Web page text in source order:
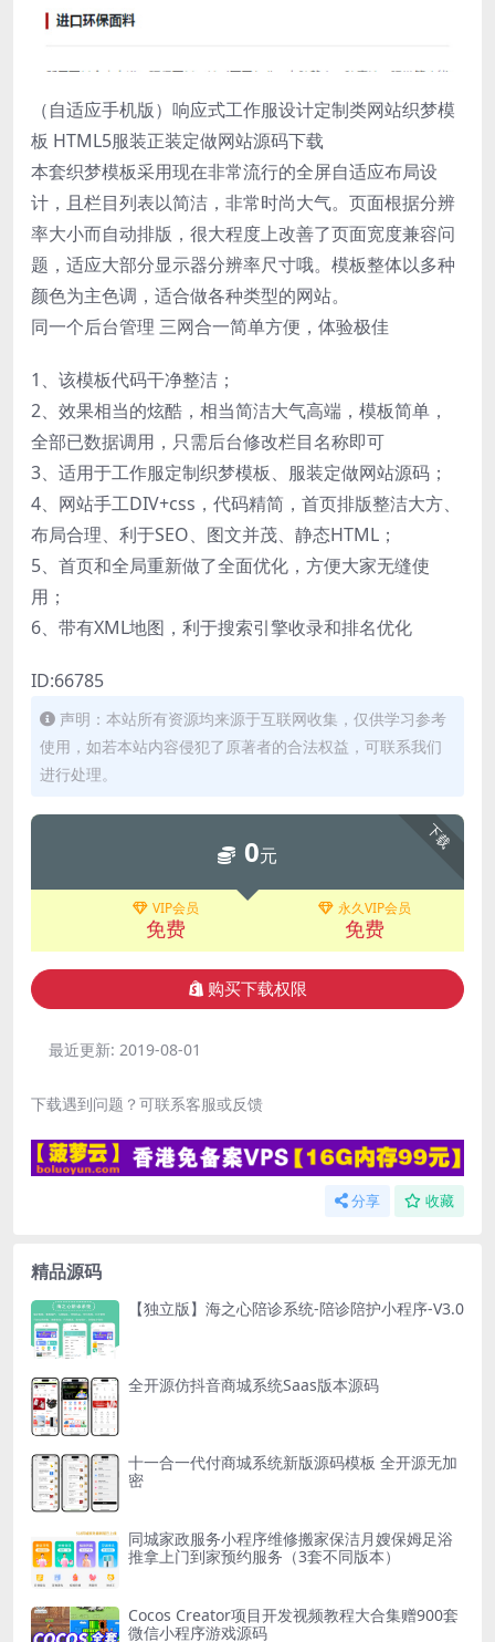
（自适应手机版）响应式工作服设计定制类网站织梦模
板 HTML5服装正装定做网站源码下载
本套织梦模板采用现在非常流行的全屏自适应布局设
计，且栏目列表以简洁，非常时尚大气。页面根据分辨
率大小而自动排版，很大程度上改善了页面宽度兼容问
题，适应大部分显示器分辨率尺寸哦。模板整体以多种
颜色为主色调，适合做各种类型的网站。
同一个后台管理 三网合一简单方便，体验极佳
1、该模板代码干净整洁；
2、效果相当的炫酷，相当简洁大气高端，模板简单，
全部已数据调用，只需后台修改栏目名称即可
3、适用于工作服定制织梦模板、服装定做网站源码；
4、网站手工DIV+css，代码精简，首页排版整洁大方、
布局合理、利于SEO、图文并茂、静态HTML；
5、首页和全局重新做了全面优化，方便大家无缝使
用；
6、带有XML地图，利于搜索引擎收录和排名优化
ID:66785
声明：本站所有资源均来源于互联网收集，仅供学习参考
使用，如若本站内容侵犯了原著者的合法权益，可联系我们
进行处理。
下载
0元
VIP会员
免费
永久VIP会员
免费
购买下载权限
最近更新: 2019-08-01
下载遇到问题？可联系客服或反馈
分享 收藏
精品源码
【独立版】海之心陪诊系统-陪诊陪护小程序-V3.0
全开源仿抖音商城系统Saas版本源码
十一合一代付商城系统新版源码模板 全开源无加
密
同城家政服务小程序维修搬家保洁月嫂保姆足浴
推拿上门到家预约服务（3套不同版本）
Cocos Creator项目开发视频教程大合集赠900套
微信小程序游戏源码